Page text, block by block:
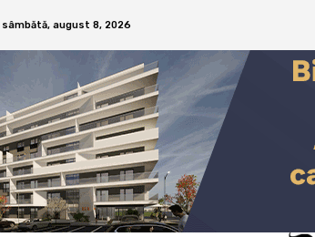
sâmbătă, august 8, 2026